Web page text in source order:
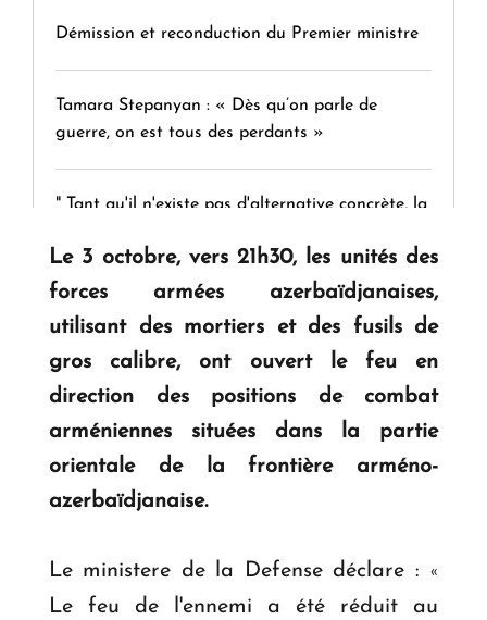
Démission et reconduction du Premier ministre
Tamara Stepanyan : « Dès qu’on parle de
guerre, on est tous des perdants »
" Tant qu'il n'existe pas d'alternative concrète, la
KASA : 30 ans d'audace, de résilience et d'avenir
en Arménie
Le premier hôtel Hyatt Regency d'Arménie
ouvrira ses portes à Dilijan
Le 3 octobre, vers 21h30, les unités des
forces armées azerbaïdjanaises,
utilisant des mortiers et des fusils de
gros calibre, ont ouvert le feu en
direction des positions de combat
arméniennes situées dans la partie
orientale de la frontière arméno-
azerbaïdjanaise.
Le ministere de la Defense déclare : «
Le feu de l'ennemi a été réduit au